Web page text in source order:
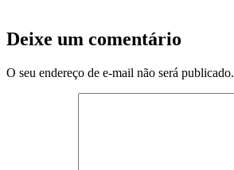
Deixe um comentário
O seu endereço de e-mail não será publicado.